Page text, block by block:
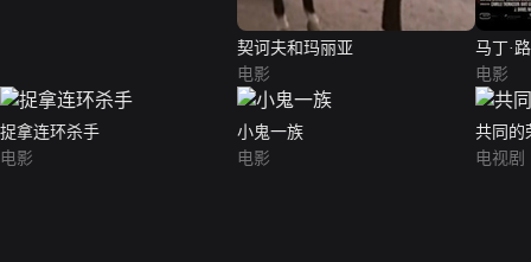
契诃夫和玛丽亚
电影
马丁·
电影
捉拿连环杀手
电影
小鬼一族
电影
共同的
电视剧